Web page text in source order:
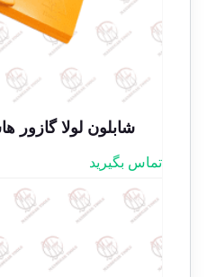
شابلون لولا گازور
تماس بگیرید